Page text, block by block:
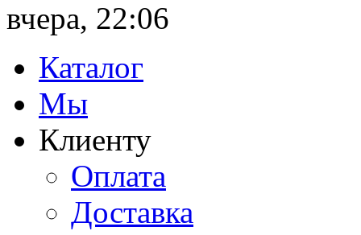
вчера, 22:06
Каталог
Мы
Клиенту
Оплата
Доставка